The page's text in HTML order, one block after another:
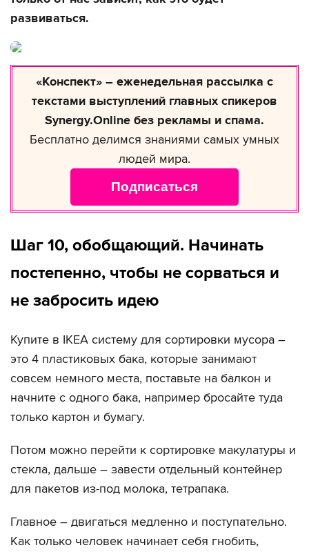
развиваться.
«Конспект» – еженедельная рассылка с
текстами выступлений главных спикеров
Synergy.Online без рекламы и спама.
Бесплатно делимся знаниями самых умных
людей мира.
Подписаться
Шаг 10, обобщающий. Начинать
постепенно, чтобы не сорваться и
не забросить идею
Купите в IKEA систему для сортировки мусора –
это 4 пластиковых бака, которые занимают
совсем немного места, поставьте на балкон и
начните с одного бака, например бросайте туда
только картон и бумагу.
Потом можно перейти к сортировке макулатуры и
стекла, дальше – завести отдельный контейнер
для пакетов из-под молока, тетрапака.
Главное – двигаться медленно и поступательно.
Как только человек начинает себя гнобить,